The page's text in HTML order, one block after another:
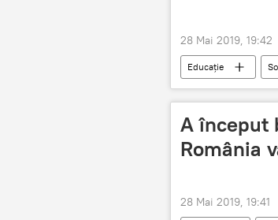
28 Mai 2019, 19:42
Educație
inspectoratul școlar
A început
România
28 Mai 2019, 19:41